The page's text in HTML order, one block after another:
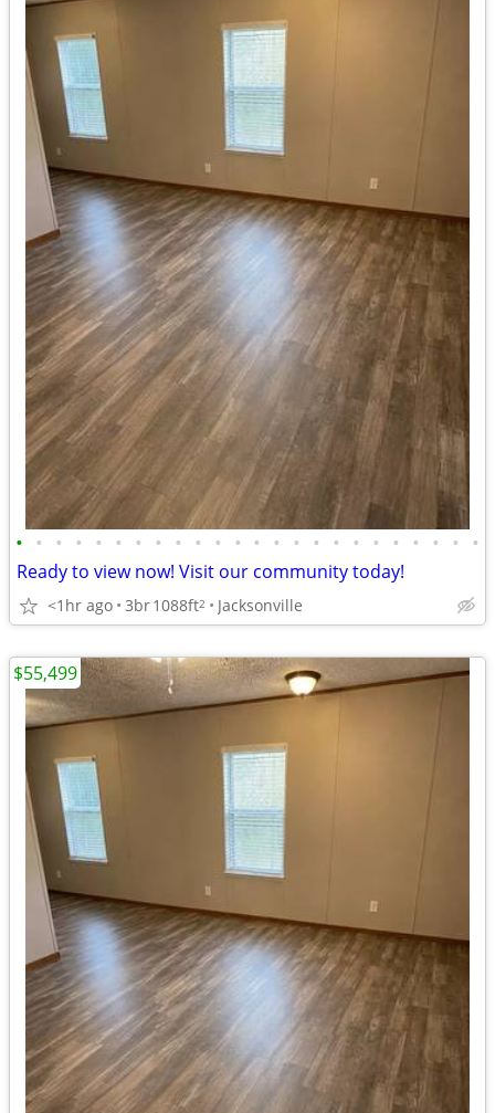
• • • • • • • • • • • • • • • • • • • • • • • •
Ready to view now! Visit our community today!
<1hr ago 3br1088ft2 Jacksonville
$55,499